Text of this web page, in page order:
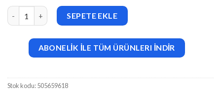
Hide My WP Ghost Premium v8.2.18 adet
SEPETE EKLE
ABONELİK İLE TÜM ÜRÜNLERI İNDİR
Stok kodu:505659618